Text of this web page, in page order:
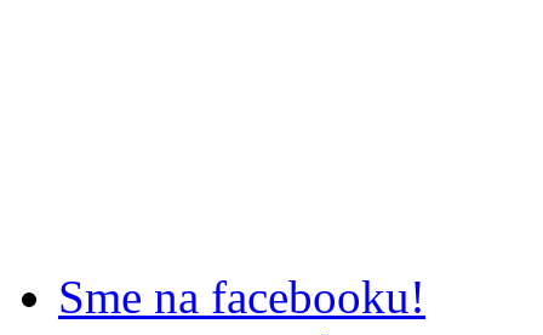
Sme na facebooku!